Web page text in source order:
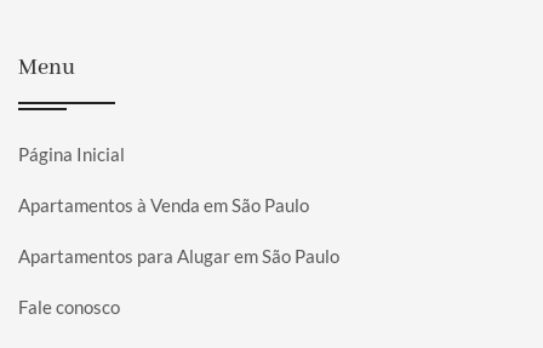
Menu
Página Inicial
Apartamentos à Venda em São Paulo
Apartamentos para Alugar em São Paulo
Fale conosco